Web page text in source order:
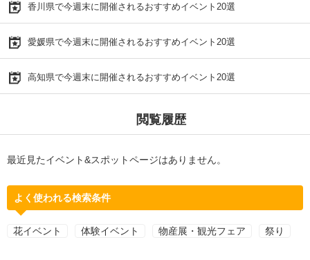
香川県で今週末に開催されるおすすめイベント20選
愛媛県で今週末に開催されるおすすめイベント20選
高知県で今週末に開催されるおすすめイベント20選
閲覧履歴
最近見たイベント&スポットページはありません。
よく使われる検索条件
花イベント 体験イベント 物産展・観光フェア 祭り